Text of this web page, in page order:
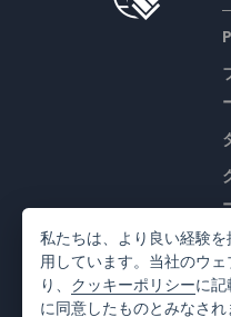
私たちは、より良い経験
用しています。当社のウ
り、 クッキーポリシーに記
に同意したものとみなされ